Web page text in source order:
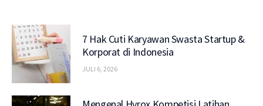
7 Hak Cuti Karyawan Swasta Startup &
Korporat di Indonesia
JULI 6, 2026